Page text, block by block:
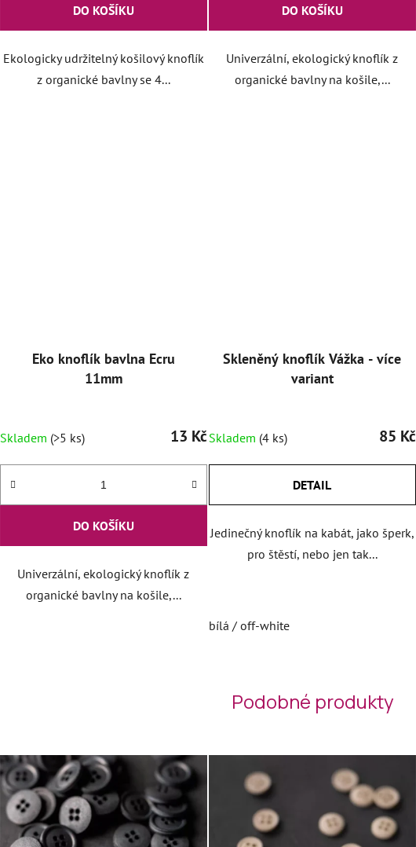
DO KOŠÍKU
Ekologicky udržitelný košilový knoflík
z organické bavlny se 4...
DO KOŠÍKU
Univerzální, ekologický knoflík z
organické bavlny na košile,...
Eko knoflík bavlna Ecru
11mm
Skladem (>5 ks) 13 Kč
DO KOŠÍKU
Univerzální, ekologický knoflík z
organické bavlny na košile,...
Skleněný knoflík Vážka - více
variant
Skladem (4 ks) 85 Kč
DETAIL
Jedinečný knoflík na kabát, jako šperk,
pro štěstí, nebo jen tak...
bílá / off-white
Podobné produkty